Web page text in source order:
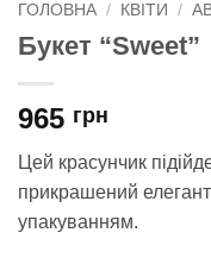
ГОЛОВНА / КВІТИ /
Букет “Sweet”
965 грн
Цей красунчик
прикрашений
упакуванням.